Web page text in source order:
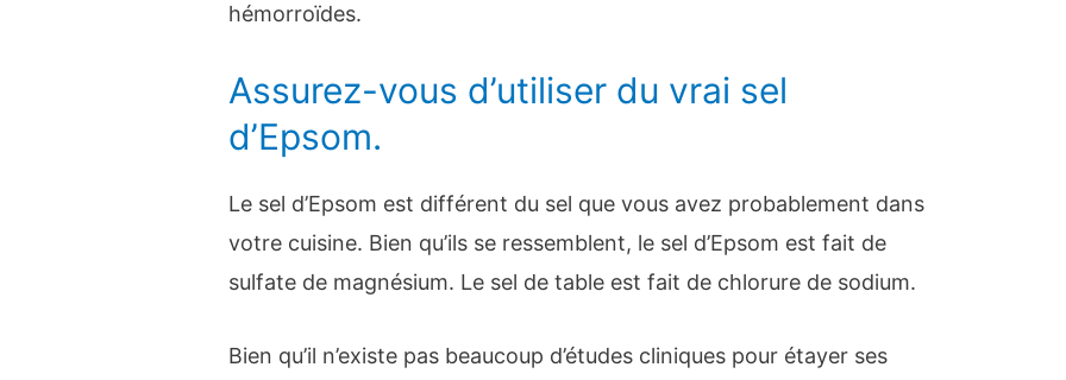
hémorroïdes.
Assurez-vous d’utiliser du vrai sel
d’Epsom.
Le sel d’Epsom est différent du sel que vous avez probablement dans
votre cuisine. Bien qu’ils se ressemblent, le sel d’Epsom est fait de
sulfate de magnésium. Le sel de table est fait de chlorure de sodium.
Bien qu’il n’existe pas beaucoup d’études cliniques pour étayer ses